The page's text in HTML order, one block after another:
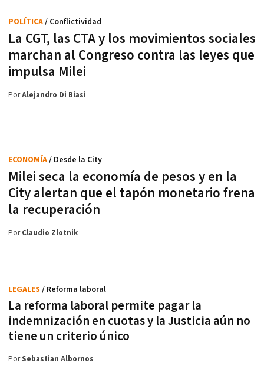
La CGT, las CTA y los movimientos sociales
marchan al Congreso contra las leyes que
impulsa Milei
POLÍTICA/ Conflictividad
PorAlejandro Di Biasi
Milei seca la economía de pesos y en la
City alertan que el tapón monetario frena
la recuperación
ECONOMÍA/ Desde la City
PorClaudio Zlotnik
La reforma laboral permite pagar la
indemnización en cuotas y la Justicia aún no
tiene un criterio único
LEGALES / Reforma laboral
PorSebastian Albornos